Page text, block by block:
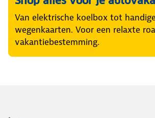
Van elektrische koelbox tot
wegenkaarten. Voor een relaxte
vakantiebestemming.